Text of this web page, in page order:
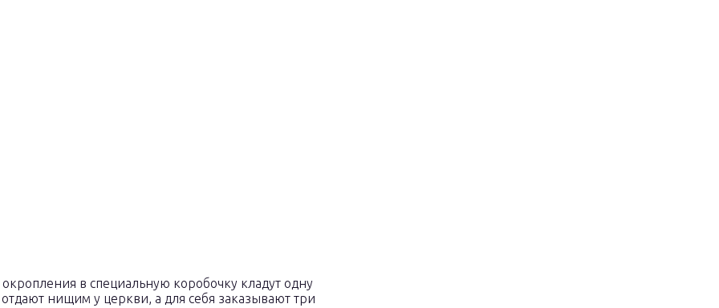
в специальную коробочку кладут одну
нищим у церкви, а для себя заказывают три